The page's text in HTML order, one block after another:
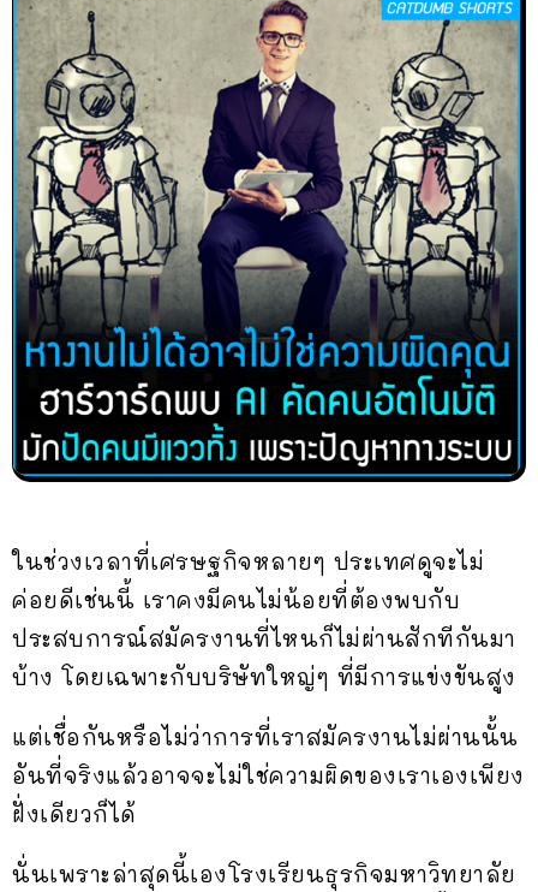
ในช่วงเวลาที่เศรษฐกิจหลายๆ ประเทศดูจะไม่
ค่อยดีเช่นนี้ เราคงมีคนไม่น้อยที่ต้องพบกับ
ประสบการณ์สมัครงานที่ไหนก็ไม่ผ่านสักทีกันมา
บ้าง โดยเฉพาะกับบริษัทใหญ่ๆ ที่มีการแข่งขันสูง
แต่เชื่อกันหรือไม่ว่าการที่เราสมัครงานไม่ผ่านนั้น
อันที่จริงแล้วอาจจะไม่ใช่ความผิดของเราเองเพียง
ฝั่งเดียวก็ได้
นั่นเพราะล่าสุดนี้เองโรงเรียนธุรกิจมหาวิทยาลัย